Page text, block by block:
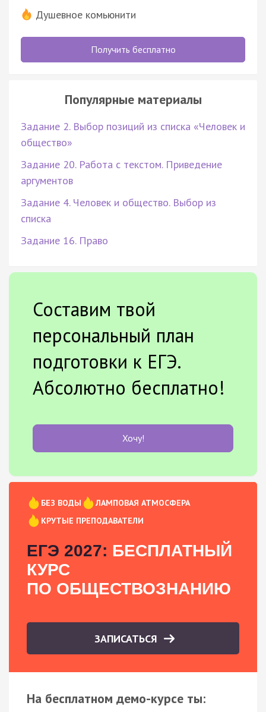
Душевное комьюнити
Получить бесплатно
Популярные материалы
Задание 2. Выбор позиций из списка «Человек и
общество»
Задание 20. Работа с текстом. Приведение
аргументов
Задание 4. Человек и общество. Выбор из
списка
Задание 16. Право
Составим твой
персональный план
подготовки к ЕГЭ.
Абсолютно бесплатно!
Хочу!
БЕЗ ВОДЫ
ЛАМПОВАЯ АТМОСФЕРА
КРУТЫЕ ПРЕПОДАВАТЕЛИ
ЕГЭ 2027: БЕСПЛАТНЫЙ
КУРС
ПО ОБЩЕСТВОЗНАНИЮ
ЗАПИСАТЬСЯ
На бесплатном демо-курсе ты: